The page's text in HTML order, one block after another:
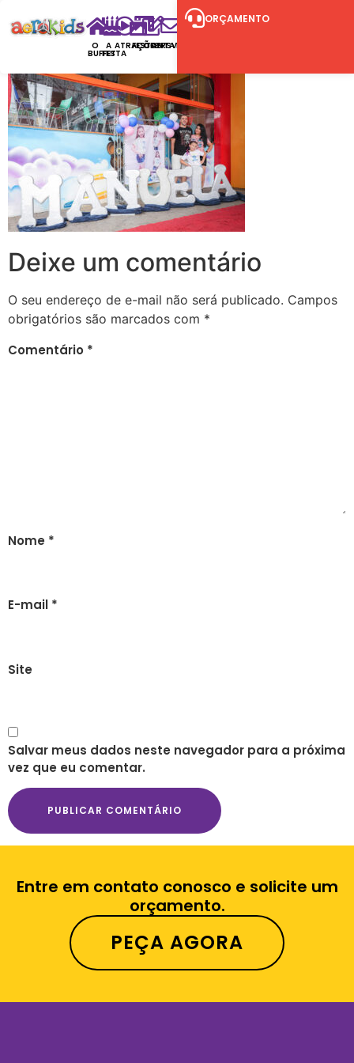
O
BUFFET
A
FESTA
ATRAÇÕES
FESTAS
CONTATO
RSVP
ORÇAMENTO
Deixe um comentário
O seu endereço de e-mail não será publicado. Campos
obrigatórios são marcados com *
Comentário *
Nome *
E-mail *
Site
Salvar meus dados neste navegador para a próxima
vez que eu comentar.
Entre em contato conosco e solicite um
orçamento.
PEÇA AGORA